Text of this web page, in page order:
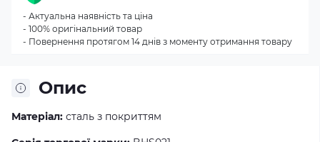
Опис
Матеріал: сталь з покриттям
- Актуальна наявність та ціна
- 100% оригінальний товар
- Повернення протягом 14 днів з моменту отримання товару